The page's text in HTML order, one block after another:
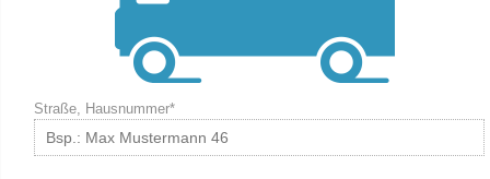
Straße, Hausnummer*